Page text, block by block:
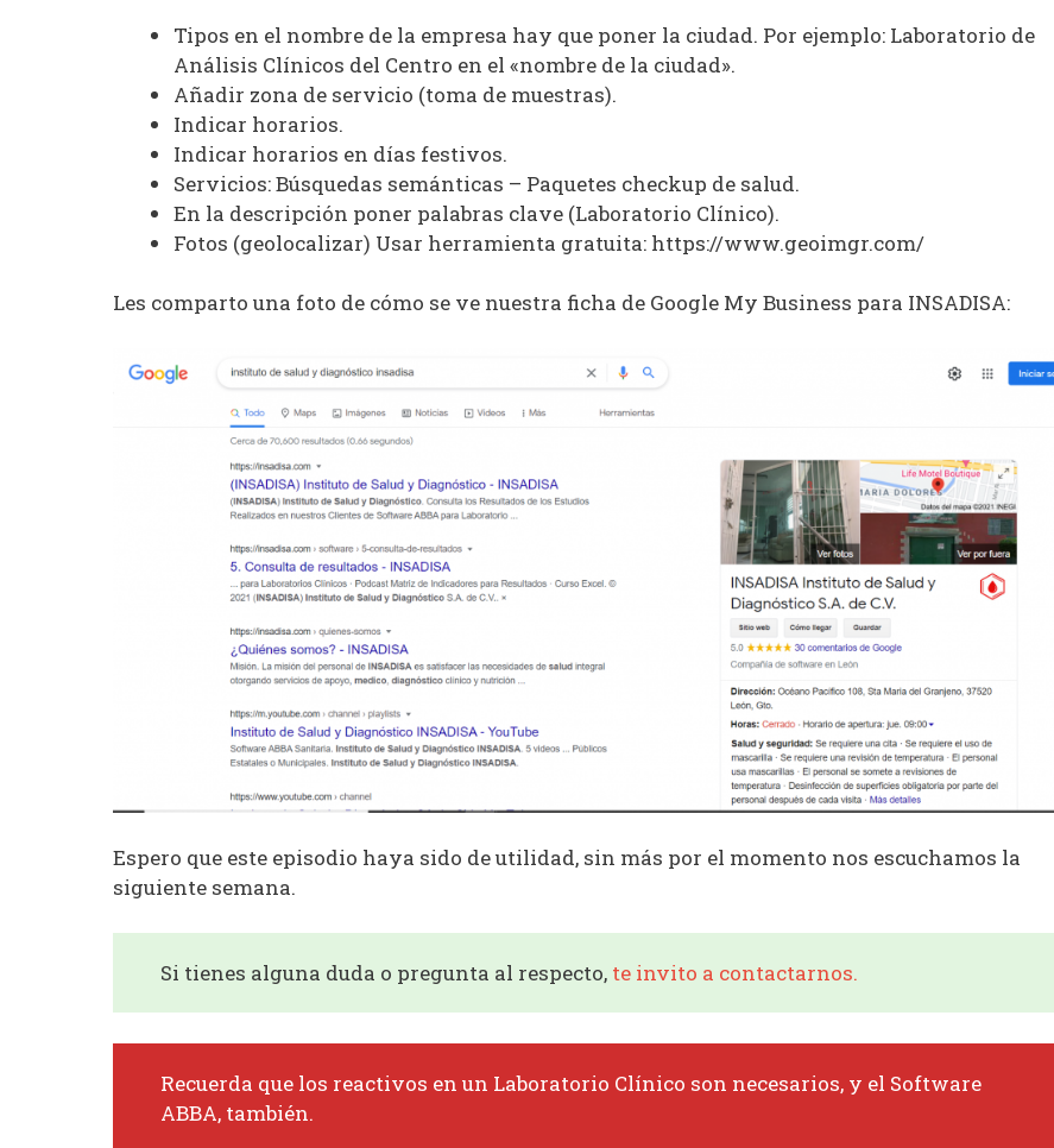
Tipos en el nombre de la empresa hay que poner la ciudad. Por ejemplo: Laboratorio de
Análisis Clínicos del Centro en el «nombre de la ciudad».
Añadir zona de servicio (toma de muestras).
Indicar horarios.
Indicar horarios en días festivos.
Servicios: Búsquedas semánticas – Paquetes checkup de salud.
En la descripción poner palabras clave (Laboratorio Clínico).
Fotos (geolocalizar) Usar herramienta gratuita: https://www.geoimgr.com/
Les comparto una foto de cómo se ve nuestra ficha de Google My Business para INSADISA:
Espero que este episodio haya sido de utilidad, sin más por el momento nos escuchamos la
siguiente semana.
Si tienes alguna duda o pregunta al respecto, te invito a contactarnos.
Recuerda que los reactivos en un Laboratorio Clínico son necesarios, y el Software
ABBA, también.